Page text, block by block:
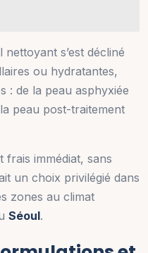
s’est décliné
ou hydratantes,
: de la peau asphyxiée
peau post-traitement
immédiat, sans
un choix privilégié dans
zones au climat
Séoul.